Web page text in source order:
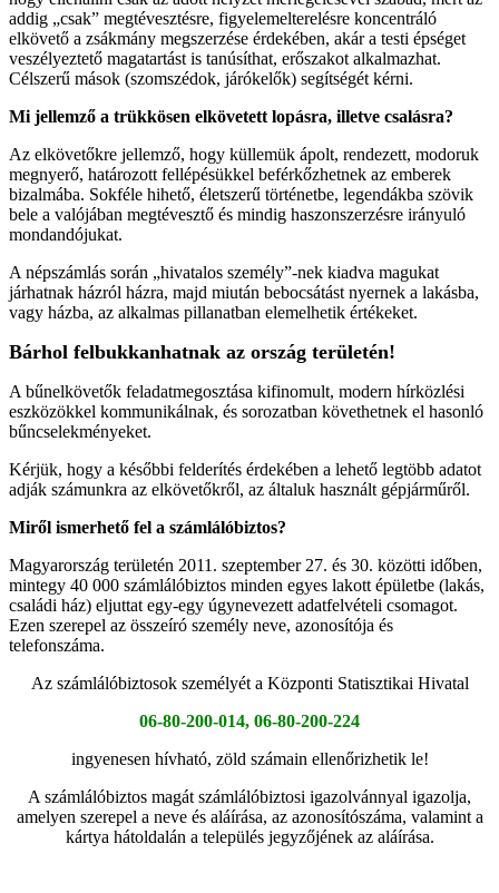
addig „csak” megtévesztésre, figyelemelterelésre koncentráló
elkövető a zsákmány megszerzése érdekében, akár a testi épséget
veszélyeztető magatartást is tanúsíthat, erőszakot alkalmazhat.
Célszerű mások (szomszédok, járókelők) segítségét kérni.
Mi jellemző a trükkösen elkövetett lopásra, illetve csalásra?
Az elkövetőkre jellemző, hogy küllemük ápolt, rendezett, modoruk
megnyerő, határozott fellépésükkel beférkőzhetnek az emberek
bizalmába. Sokféle hihető, életszerű történetbe, legendákba szövik
bele a valójában megtévesztő és mindig haszonszerzésre irányuló
mondandójukat.
A népszámlás során „hivatalos személy”-nek kiadva magukat
járhatnak házról házra, majd miután bebocsátást nyernek a lakásba,
vagy házba, az alkalmas pillanatban elemelhetik értékeket.
Bárhol felbukkanhatnak az ország területén!
A bűnelkövetők feladatmegosztása kifinomult, modern hírközlési
eszközökkel kommunikálnak, és sorozatban követhetnek el hasonló
bűncselekményeket.
Kérjük, hogy a későbbi felderítés érdekében a lehető legtöbb adatot
adják számunkra az elkövetőkről, az általuk használt gépjárműről.
Miről ismerhető fel a számlálóbiztos?
Magyarország területén 2011. szeptember 27. és 30. közötti időben,
mintegy 40 000 számlálóbiztos minden egyes lakott épületbe (lakás,
családi ház) eljuttat egy-egy úgynevezett adatfelvételi csomagot.
Ezen szerepel az összeíró személy neve, azonosítója és
telefonszáma.
Az számlálóbiztosok személyét a Központi Statisztikai Hivatal
06-80-200-014, 06-80-200-224
ingyenesen hívható, zöld számain ellenőrizhetik le!
A számlálóbiztos magát számlálóbiztosi igazolvánnyal igazolja,
amelyen szerepel a neve és aláírása, az azonosítószáma, valamint a
kártya hátoldalán a település jegyzőjének az aláírása.